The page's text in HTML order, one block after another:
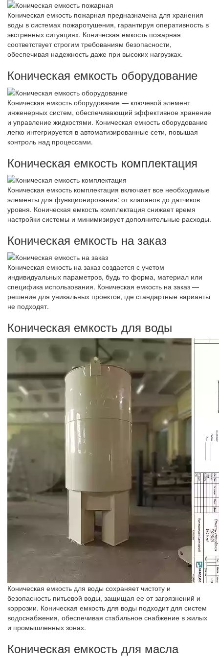
Коническая емкость пожарная предназначена для хранения
воды в системах пожаротушения, гарантируя оперативность в
экстренных ситуациях. Коническая емкость пожарная
соответствует строгим требованиям безопасности,
обеспечивая надежность даже при высоких нагрузках.
Коническая емкость оборудование
Коническая емкость оборудование — ключевой элемент
инженерных систем, обеспечивающий эффективное хранение
и управление жидкостями. Коническая емкость оборудование
легко интегрируется в автоматизированные сети, повышая
контроль над процессами.
Коническая емкость комплектация
Коническая емкость комплектация включает все необходимые
элементы для функционирования: от клапанов до датчиков
уровня. Коническая емкость комплектация снижает время
настройки системы и минимизирует дополнительные расходы.
Коническая емкость на заказ
Коническая емкость на заказ создается с учетом
индивидуальных параметров, будь то форма, материал или
специфика использования. Коническая емкость на заказ —
решение для уникальных проектов, где стандартные варианты
не подходят.
Коническая емкость для воды
Коническая емкость для воды сохраняет чистоту и
безопасность питьевой воды, защищая ее от загрязнений и
коррозии. Коническая емкость для воды подходит для систем
водоснабжения, обеспечивая стабильное снабжение в жилых
и промышленных зонах.
Коническая емкость для масла